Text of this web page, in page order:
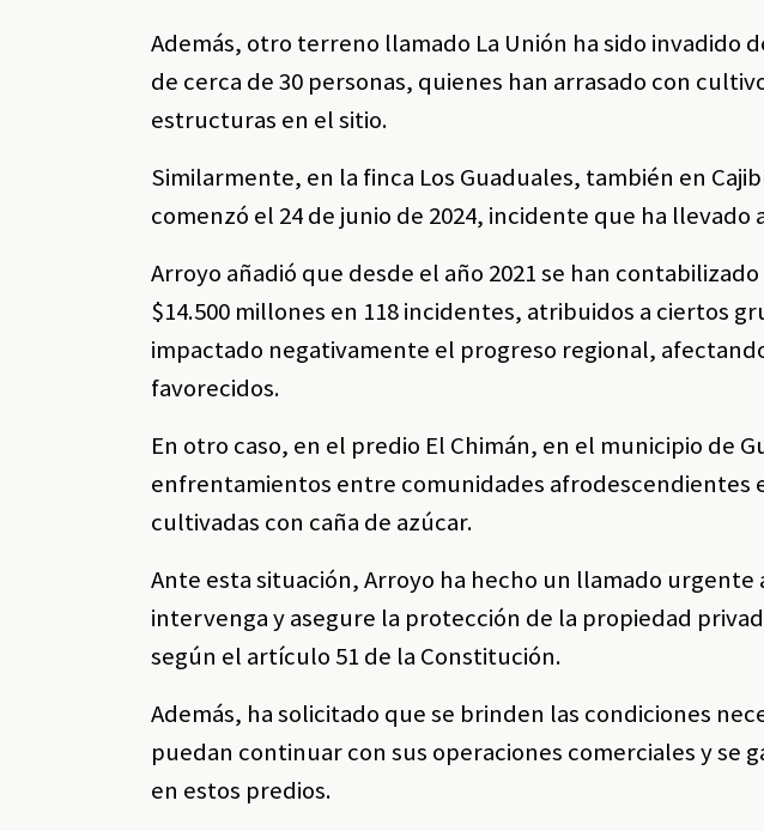
Además, otro terreno llamado La Unión ha sido invadido
de cerca de 30 personas, quienes han arrasado con
estructuras en el sitio.
Similarmente, en la finca Los Guaduales, también en
comenzó el 24 de junio de 2024, incidente que ha llevado
Arroyo añadió que desde el año 2021 se han
$14.500 millones en 118 incidentes, atribuidos a ciertos
impactado negativamente el progreso regional,
favorecidos.
En otro caso, en el predio El Chimán, en el municipio de
enfrentamientos entre comunidades afrodescendientes
cultivadas con caña de azúcar.
Ante esta situación, Arroyo ha hecho un llamado urgente
intervenga y asegure la protección de la propiedad
según el artículo 51 de la Constitución.
Además, ha solicitado que se brinden las condiciones
puedan continuar con sus operaciones comerciales y se
en estos predios.